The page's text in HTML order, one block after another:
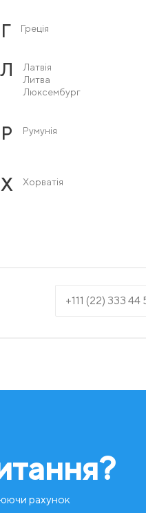
Г Греція
Л
Латвія
Литва
Люксембург
Р Румунія
Х Хорватія
рахунок